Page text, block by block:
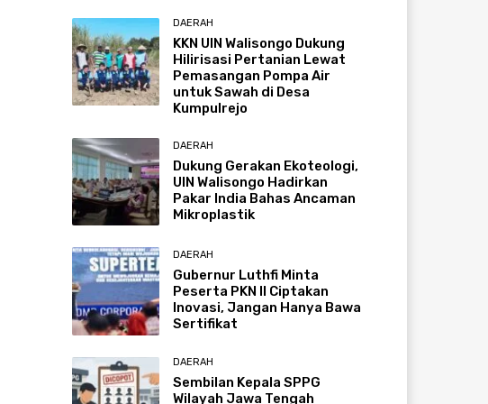
DAERAH
KKN UIN Walisongo Dukung
Hilirisasi Pertanian Lewat
Pemasangan Pompa Air
untuk Sawah di Desa
Kumpulrejo
DAERAH
Dukung Gerakan Ekoteologi,
UIN Walisongo Hadirkan
Pakar India Bahas Ancaman
Mikroplastik
DAERAH
Gubernur Luthfi Minta
Peserta PKN II Ciptakan
Inovasi, Jangan Hanya Bawa
Sertifikat
DAERAH
Sembilan Kepala SPPG
Wilayah Jawa Tengah